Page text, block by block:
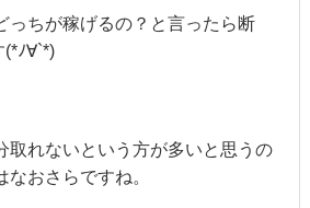
っちが稼げるの？と言ったら断
(*ﾉ∀`*)
取れないという方が多いと思うの
おさらですね。